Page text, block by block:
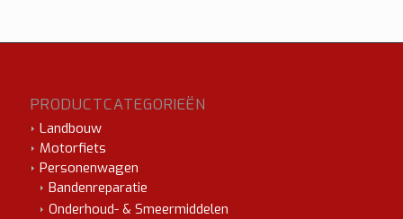
PRODUCTCATEGORIEËN
Landbouw
Motorfiets
Personenwagen
Bandenreparatie
Onderhoud- & Smeermiddelen